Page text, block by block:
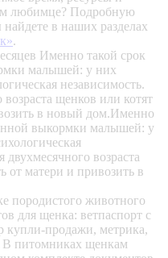
любимце? Подробную
в наших разделах
.
Именно такой срок
малышей: у них
независимость.
щенков или котят
в новый дом.Именно
выкормки малышей: у
возраста
от матери и привозить в
породистого животного
для щенка: ветпаспорт с
купли-продажи, метрика,
В питомниках щенкам